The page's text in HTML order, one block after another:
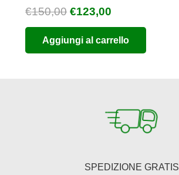
€150,00 Il
prezzo
originale
era:
€123,00
prezzo
attuale
è:
Aggiungi al carrello
SPEDIZIONE GRATIS